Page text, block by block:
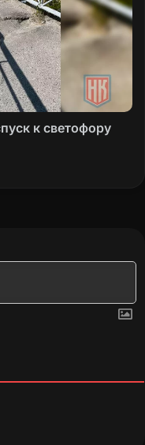
к светофору